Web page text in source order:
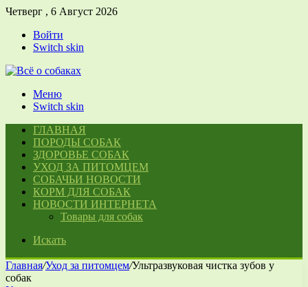
Четверг , 6 Август 2026
Войти
Switch skin
Меню
Switch skin
ГЛАВНАЯ
ПОРОДЫ СОБАК
ЗДОРОВЬЕ СОБАК
УХОД ЗА ПИТОМЦЕМ
СОБАЧЬИ НОВОСТИ
КОРМ ДЛЯ СОБАК
НОВОСТИ ИНТЕРНЕТА
Товары для собак
Искать
Главная/Уход за питомцем/Ультразвуковая чистка зубов у
собак